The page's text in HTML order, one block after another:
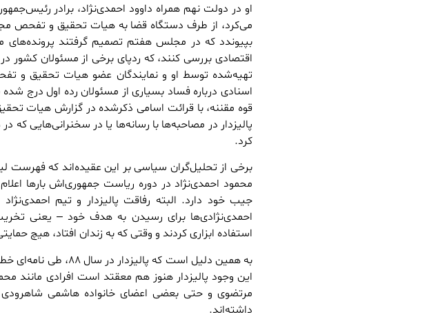
او در دولت نهم همراه داوود احمدی‌نژاد، برادر
می‌کرد، از طرف دستگاه قضا به هیات تحقیق و تفحص
بپیوندد که در مجلس هفتم تصمیم گرفتند پرونده‌های
اقتصادی بررسی کنند، که ردپای برخی از مسئولان کشور
اسنادی درباره فساد بسیاری از مسئولان رده اول درج
قوه مقننه، با قرائت اسامی ذکرشده در گزارش هیات
پالیزدار در مصاحبه‌ها با رسانه‌ها یا در سخنرانی‌هایی
کرد.
محمود احمدی‌نژاد در دوره ریاست جمهوری‌اش بار‌ها
جیب خود دارد. البته رفاقت پالیزدار و تیم
استفاده ابزاری کردند و وقتی که به زندان افتاد، هیچ
به همین دلیل است که
این وجود پالیزدار هنوز هم معقتد است افرادی مانند
مرتضوی و حتی بعضی اعضای خانواده هاشمی
داشته‌اند.